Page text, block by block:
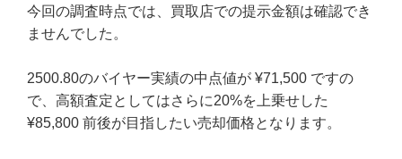
今回の調査時点では、買取店での提示金額は確認でき
ませんでした。
2500.80のバイヤー実績の中点値が ¥71,500 ですの
で、高額査定としてはさらに20%を上乗せした
¥85,800 前後が目指したい売却価格となります。